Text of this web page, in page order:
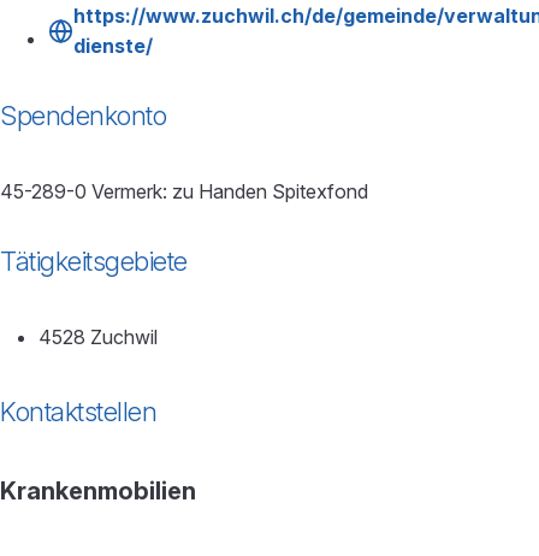
https://www.zuchwil.ch/de/gemeinde/
dienste/
Spendenkonto
45-289-0 Vermerk: zu Handen Spitexfond
Tätigkeitsgebiete
4528 Zuchwil
Kontaktstellen
Krankenmobilien